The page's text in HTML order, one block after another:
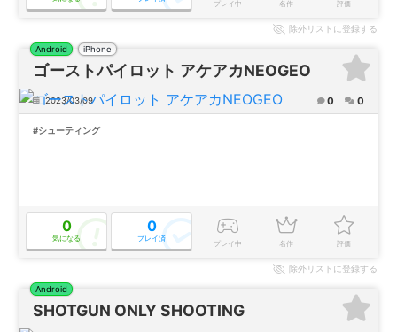
プレイ中 名作 評価
除外リストに登録する
ゴーストパイロット アケアカNEOGEO
Android iPhone
2023/03/09 0 0
#シューティング
0
気になる
0
プレイ済
プレイ中 名作 評価
除外リストに登録する
SHOTGUN ONLY SHOOTING
Android